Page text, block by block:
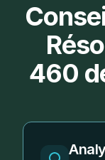
460